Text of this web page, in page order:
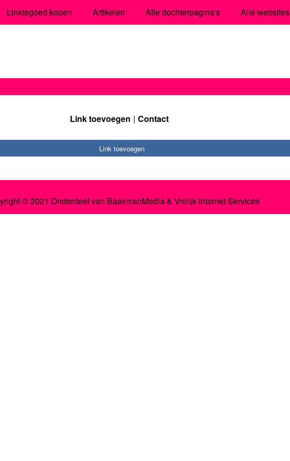
Linktegoed kopen Artikelen Alle dochterpagina's Alle websites
Link toevoegen Contact
Link toevoegen
© 2021 Onderdeel van BaakmanMedia& Vrolijk Internet Services